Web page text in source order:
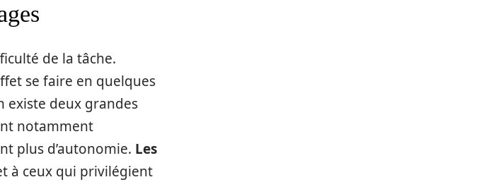
de la tâche.
se faire en quelques
existe deux grandes
notamment
plus d’autonomie. Les
à ceux qui privilégient